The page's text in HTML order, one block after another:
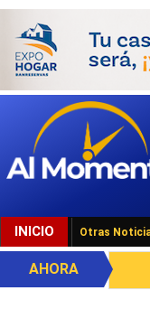
INICIO Otras
AHORA